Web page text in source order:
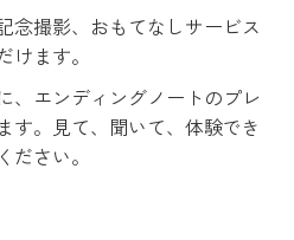
念撮影、おもてなしサービス
ます。
、エンディングノートのプレ
す。見て、聞いて、体験でき
さい。